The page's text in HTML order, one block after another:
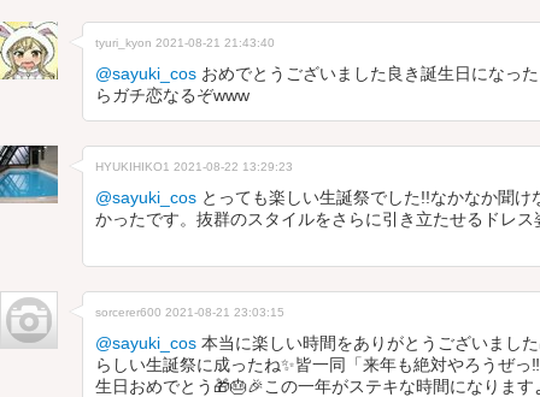
tyuri_kyon 2021-08-21 21:43:40
@sayuki_cos おめでとうございました良き誕生日になっ
らガチ恋なるぞwww
HYUKIHIKO1 2021-08-22 13:29:23
@sayuki_cos とっても楽しい生誕祭でした!!なかなか聞
かったです。抜群のスタイルをさらに引き立たせるドレ
sorcerer600 2021-08-21 23:03:15
@sayuki_cos 本当に楽しい時間をありがとうございまし
らしい生誕祭に成ったね✨皆一同「来年も絶対やろうぜっ
生日おめでとう🎁🎂🎉この一年がステキな時間になります